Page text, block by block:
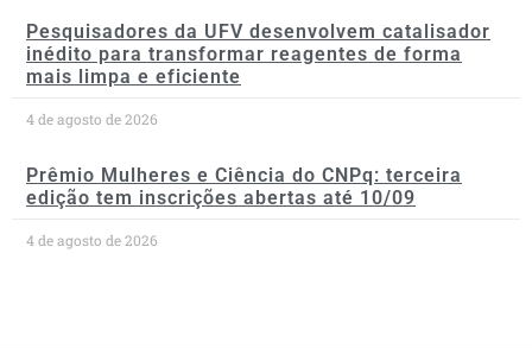
Pesquisadores da UFV desenvolvem catalisador
inédito para transformar reagentes de forma
mais limpa e eficiente
4 de agosto de 2026
Prêmio Mulheres e Ciência do CNPq: terceira
edição tem inscrições abertas até 10/09
4 de agosto de 2026